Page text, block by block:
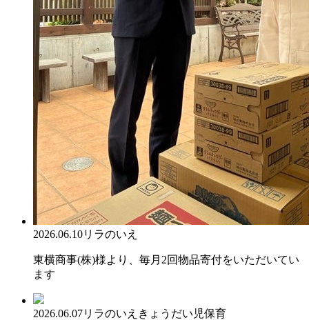
2026.06.10リラのいえ
東横商事(株)様より、毎月2回物品寄付をいただいてい
ます
2026.06.07リラのいえ きょうだい児保育